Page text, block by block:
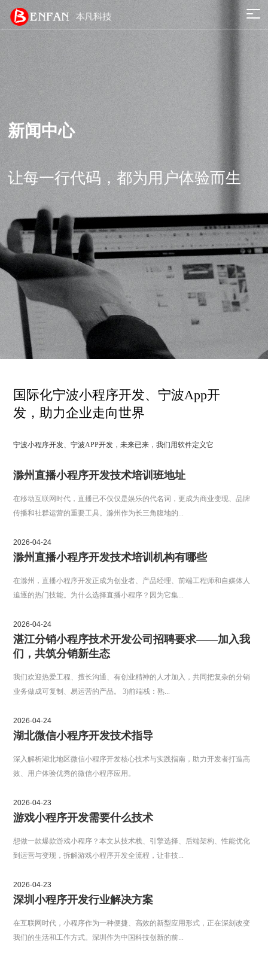
新闻中心
让每一行代码，都为用户体验而生
国际化宁波小程序开发、宁波App开
发，助力企业走向世界
宁波小程序开发、宁波APP开发，未来已来，我们用软件定义它
滁州直播小程序开发技术培训班地址
在移动互联网时代，直播已不仅仅是娱乐的代名词，更成为商业变现、品牌
传播和社群运营的重要工具。滁州作为长三角腹地的...
2026-04-24
滁州直播小程序开发技术培训机构有哪些
在滁州，直播小程序开发正成为创业者、产品经理、前端工程师和自媒体人
追逐的热门技能。为什么选择直播小程序？因为它集...
2026-04-24
湛江分销小程序技术开发公司招聘要求——加入我
们，共筑分销新生态
我们欢迎热爱工程、擅长沟通、有创业精神的人才加入，共同把复杂的分销
业务做成可复制、易运营的产品。 3)前端栈：熟...
2026-04-24
湖北微信小程序开发技术指导
深入解析湖北地区微信小程序开发核心技术与实践指南，助力开发者打造高
效、用户体验优秀的微信小程序应用。
2026-04-23
游戏小程序开发需要什么技术
想做一款爆款游戏小程序？本文从技术栈、引擎选择、后端架构、性能优化
到运营与变现，拆解游戏小程序开发全流程，让非技...
2026-04-23
深圳小程序开发行业解决方案
在互联网时代，小程序作为一种便捷、高效的新型应用形式，正在深刻改变
我们的生活和工作方式。深圳作为中国科技创新的前...